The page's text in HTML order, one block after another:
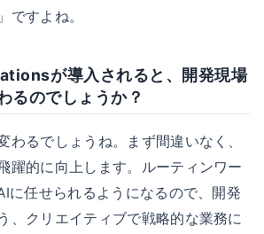
ですよね。
が導入されると、開発現場
るのでしょうか？
わるでしょうね。まず間違いなく、
躍的に向上します。ルーティンワー
に任せられるようになるので、開発
、クリエイティブで戦略的な業務に